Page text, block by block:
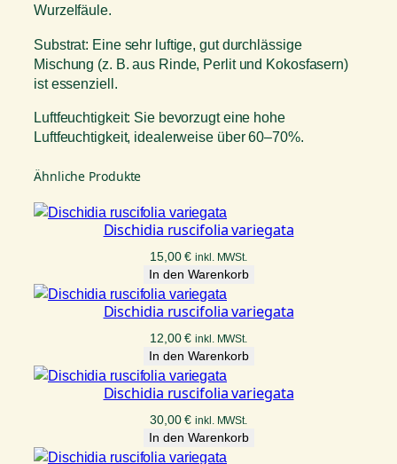
Wurzelfäule.
Substrat: Eine sehr luftige, gut durchlässige
Mischung (z. B. aus Rinde, Perlit und Kokosfasern)
ist essenziell.
Luftfeuchtigkeit: Sie bevorzugt eine hohe
Luftfeuchtigkeit, idealerweise über 60–70%.
Ähnliche Produkte
Dischidia ruscifolia variegata
15,00€ inkl. MWSt.
In den Warenkorb
Dischidia ruscifolia variegata
12,00€ inkl. MWSt.
In den Warenkorb
Dischidia ruscifolia variegata
30,00€ inkl. MWSt.
In den Warenkorb